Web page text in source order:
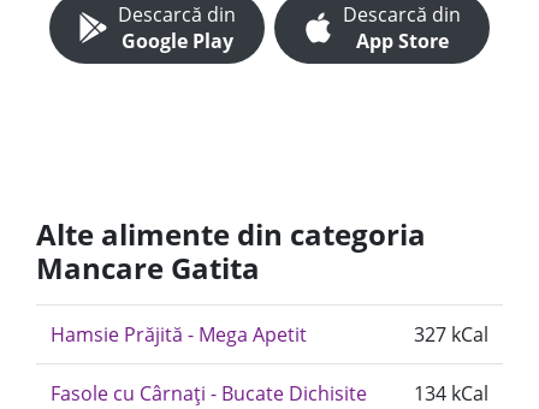
Descarcă din
Google Play
Descarcă din
App Store
Alte alimente din categoria
Mancare Gatita
Hamsie Prăjită - Mega Apetit 327 kCal
Fasole cu Cârnați - Bucate Dichisite 134 kCal